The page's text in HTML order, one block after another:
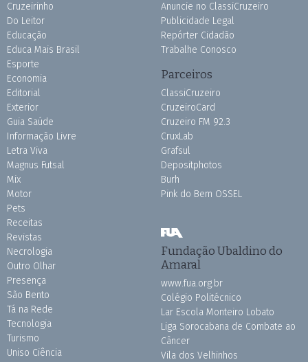
Cruzeirinho
Do Leitor
Educação
Educa Mais Brasil
Esporte
Economia
Editorial
Exterior
Guia Saúde
Informação Livre
Letra Viva
Magnus Futsal
Mix
Motor
Pets
Receitas
Revistas
Necrologia
Outro Olhar
Presença
São Bento
Tá na Rede
Tecnologia
Turismo
Uniso Ciência
Anuncie no ClassiCruzeiro
Publicidade Legal
Repórter Cidadão
Trabalhe Conosco
Parceiros
ClassiCruzeiro
CruzeiroCard
Cruzeiro FM 92.3
CruxLab
Grafsul
Depositphotos
Burh
Pink do Bem OSSEL
Fundação Ubaldino do
Amaral
www.fua.org.br
Colégio Politécnico
Lar Escola Monteiro Lobato
Liga Sorocabana de Combate ao
Câncer
Vila dos Velhinhos